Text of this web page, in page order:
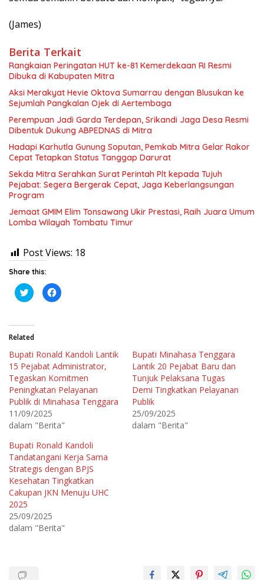
(James)
Berita Terkait
Rangkaian Peringatan HUT ke-81 Kemerdekaan RI Resmi
Dibuka di Kabupaten Mitra
Aksi Merakyat Hevie Oktova Sumarrau dengan Blusukan ke
Sejumlah Pangkalan Ojek di Aertembaga
Perempuan Jadi Garda Terdepan, Srikandi Jaga Desa Resmi
Dibentuk Dukung ABPEDNAS di Mitra
Hadapi Karhutla Gunung Soputan, Pemkab Mitra Gelar Rakor
Cepat Tetapkan Status Tanggap Darurat
Sekda Mitra Serahkan Surat Perintah Plt kepada Tujuh
Pejabat: Segera Bergerak Cepat, Jaga Keberlangsungan
Program
Jemaat GMIM Elim Tonsawang Ukir Prestasi, Raih Juara Umum
Lomba Wilayah Tombatu Timur
Post Views: 18
Share this:
K
l
n
u
b
e
r
b
a
g
i
p
a
d
a
i
t
t
e
r
(
M
e
u
k
a
K
l
m
e
m
b
a
g
k
d
a
c
e
b
o
o
k
(
b
u
Related
Bupati Ronald Kandoli Lantik
15 Pejabat Administrator,
Tegaskan Komitmen
Peningkatan Pelayanan
Publik di Minahasa Tenggara
11/09/2025
dalam "Berita"
Bupati Minahasa Tenggara
Lantik 20 Pejabat Baru dan
Tunjuk Pelaksana Tugas
Demi Tingkatkan Pelayanan
Publik
25/09/2025
dalam "Berita"
Bupati Ronald Kandoli
Tandatangani Kerja Sama
Strategis dengan BPJS
Kesehatan Tingkatkan
Cakupan JKN Menuju UHC
2025
25/09/2025
dalam "Berita"